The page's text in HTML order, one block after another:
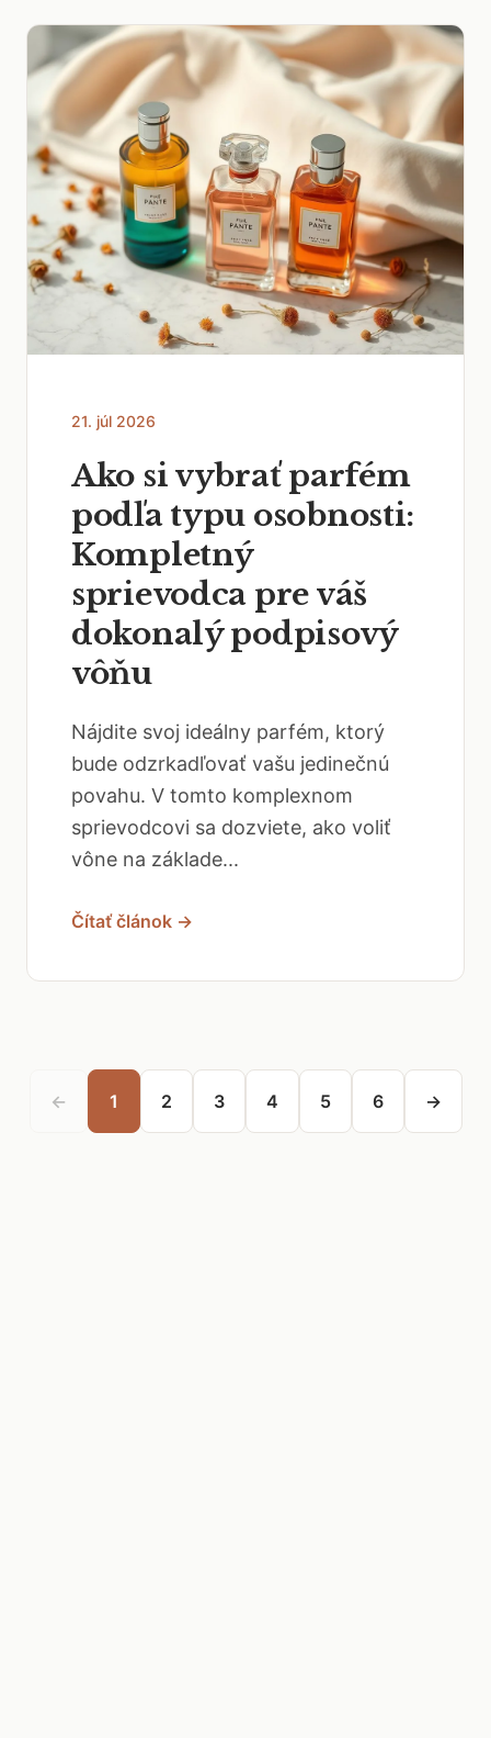
21. júl 2026
Ako si vybrať parfém
podľa typu osobnosti:
Kompletný
sprievodca pre váš
dokonalý podpisový
vôňu
Nájdite svoj ideálny parfém, ktorý
bude odzrkadľovať vašu jedinečnú
povahu. V tomto komplexnom
sprievodcovi sa dozviete, ako voliť
vône na základe...
Čítať článok →
← 1 2 3 4 5 6 →